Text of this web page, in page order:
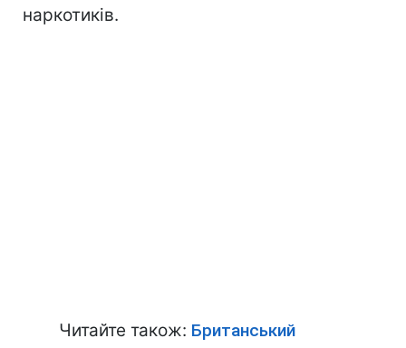
наркотиків.
Читайте також: Британський